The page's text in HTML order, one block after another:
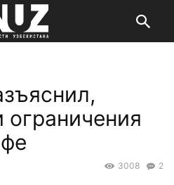
2
3008